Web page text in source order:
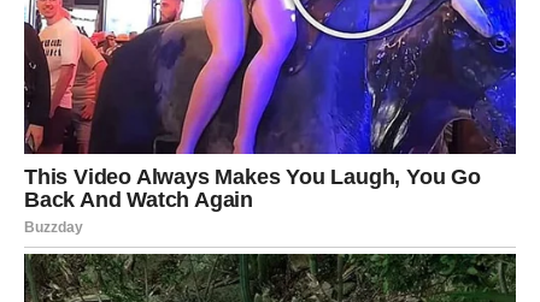
punim plućima
Pred Ovnovima je period koji donosi rasterećenje, nove
mogućnosti i mnogo više razloga za osmeh. Posle dugog
osećaja umora i borbe dolazi svetlija faza života.
Mnogi će konačno zatvoriti jedno teško poglavlje i krenuti
dalje bez tereta prošlosti. Sudbina vam šalje znak da ništa
nije izgubljeno i da najbolje tek dolazi.